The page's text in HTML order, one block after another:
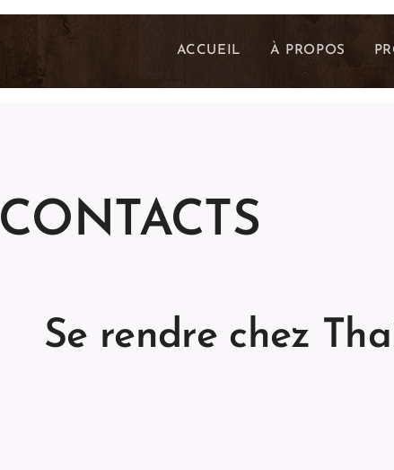
ACCUEIL À PROPOS
CONTACTS
Se rendre chez